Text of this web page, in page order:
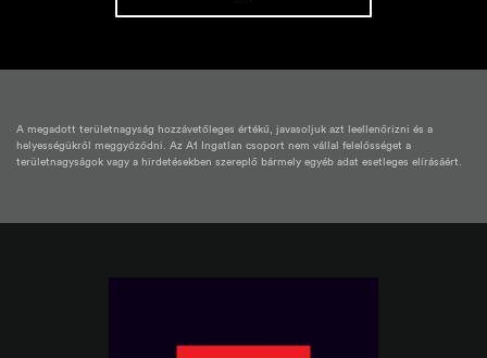
A megadott területnagyság hozzávetőleges értékű, javasoljuk azt leellenőrizni és a
helyességükről meggyőződni. Az A1 Ingatlan csoport nem vállal felelősséget a
területnagyságok vagy a hirdetésekben szereplő bármely egyéb adat esetleges elírásáért.